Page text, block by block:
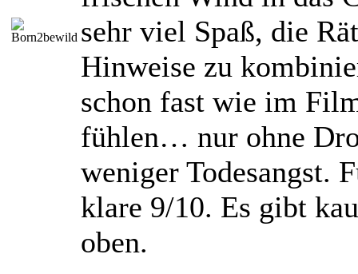
sehr viel Spaß, die
Hinweise zu
schon fast wie im
fühlen… nur ohne
weniger Todesangst.
klare 9/10. Es gibt
oben.